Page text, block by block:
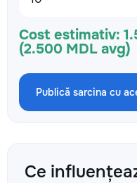
Cost estimativ:
(2.500 MDL avg)
Publică sarcina cu
Ce